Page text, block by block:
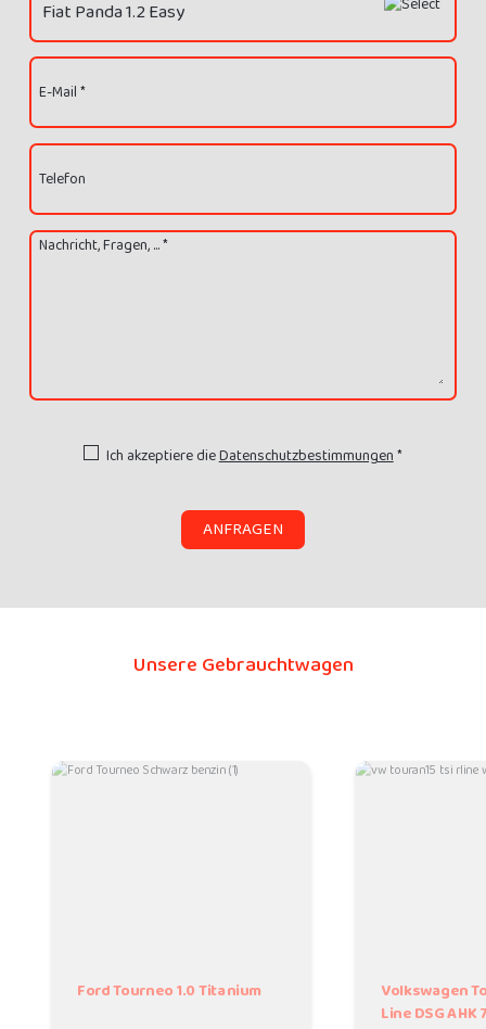
E-Mail *
Telefon
Nachricht, Fragen, ... *
Ich akzeptiere dieDatenschutzbestimmungen*
ANFRAGEN
Unsere Gebrauchtwagen
Ford Tourneo 1.0 Titanium
Volkswagen
Line DSG